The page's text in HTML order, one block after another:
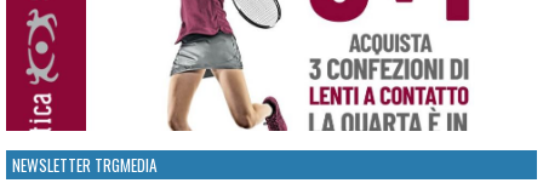
NEWSLETTER TRGMEDIA